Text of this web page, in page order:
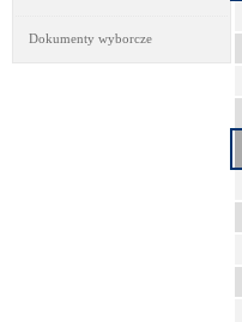
Dokumenty wyborcze